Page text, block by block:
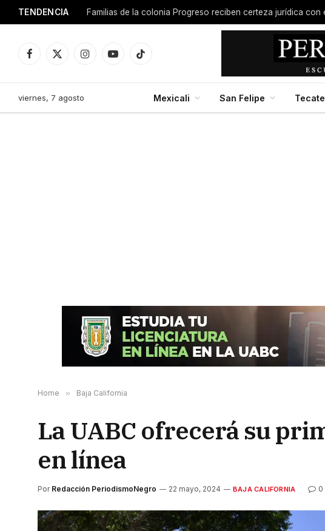
TENDENCIA
Facebook
X
InstagramYouTubeTikTok
viernes, 7 agosto Mexicali San Felipe Tecate
Home » Baja California
La UABC ofrecerá su
en línea
Por Redacción PeriodismoNegro 22 mayo, 2024 BAJA CALIFORNIA 0